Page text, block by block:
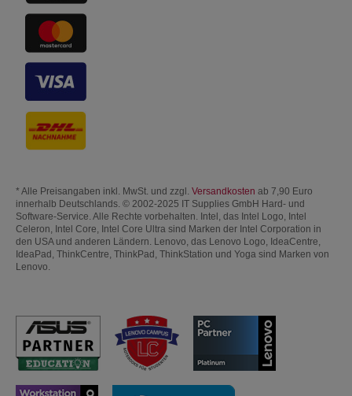
* Alle Preisangaben inkl. MwSt. und zzgl. Versandkosten ab 7,90 Euro
innerhalb Deutschlands. © 2002-2025 IT Supplies GmbH Hard- und
Software-Service. Alle Rechte vorbehalten. Intel, das Intel Logo, Intel
Celeron, Intel Core, Intel Core Ultra sind Marken der Intel Corporation in
den USA und anderen Ländern. Lenovo, das Lenovo Logo, IdeaCentre,
IdeaPad, ThinkCentre, ThinkPad, ThinkStation und Yoga sind Marken von
Lenovo.